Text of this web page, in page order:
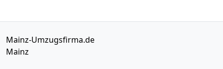
Mainz-Umzugsfirma.de
Mainz